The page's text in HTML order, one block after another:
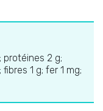
protéines 2 g;
1 g; fer 1 mg;